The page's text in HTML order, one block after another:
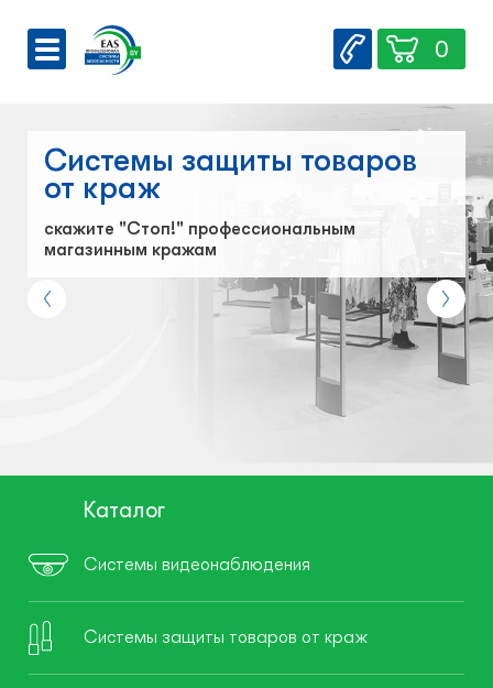
Сервис
Контакты
0
Системы защиты товаров
от краж
скажите "Стоп!" профессиональным
магазинным кражам
Каталог
Системы видеонаблюдения
Системы защиты товаров от краж